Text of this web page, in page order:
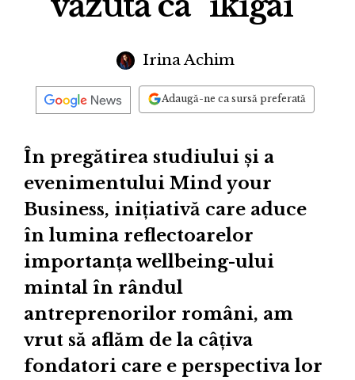
Irina Achim
Adaugă-ne ca sursă preferată
În pregătirea studiului și a
evenimentului Mind your
Business, inițiativă care aduce
în lumina reflectoarelor
importanța wellbeing-ului
mintal în rândul
antreprenorilor români, am
vrut să aflăm de la câțiva
fondatori care e perspectiva lor